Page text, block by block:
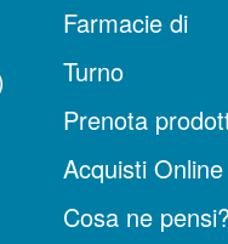
Farmacie di
Turno
Prenota
Acquisti Online
Cosa ne pensi?